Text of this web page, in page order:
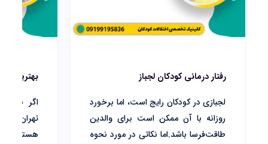
رفتار درمانی کودکان لجباز
لجبازی در کودکان رایج است، اما برخورد
روزانه با آن ممکن است برای والدین
طاقت‌فرسا باشد.اما نکاتی در مورد نحوه
بهترین
اگر
تهران